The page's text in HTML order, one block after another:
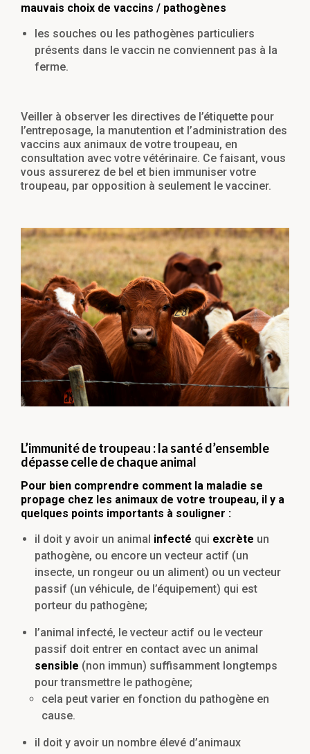
mauvais choix de vaccins / pathogènes
les souches ou les pathogènes particuliers
présents dans le vaccin ne conviennent pas à la
ferme.
Veiller à observer les directives de l’étiquette pour
l’entreposage, la manutention et l’administration des
vaccins aux animaux de votre troupeau, en
consultation avec votre vétérinaire. Ce faisant, vous
vous assurerez de bel et bien immuniser votre
troupeau, par opposition à seulement le vacciner.
L’immunité de troupeau : la santé d’ensemble
dépasse celle de chaque animal
Pour bien comprendre comment la maladie se
propage chez les animaux de votre troupeau, il y a
quelques points importants à souligner :
il doit y avoir un animal infecté qui excrète un
pathogène, ou encore un vecteur actif (un
insecte, un rongeur ou un aliment) ou un vecteur
passif (un véhicule, de l’équipement) qui est
porteur du pathogène;
l’animal infecté, le vecteur actif ou le vecteur
passif doit entrer en contact avec un animal
sensible (non immun) suffisamment longtemps
pour transmettre le pathogène;
cela peut varier en fonction du pathogène en
cause.
il doit y avoir un nombre élevé d’animaux